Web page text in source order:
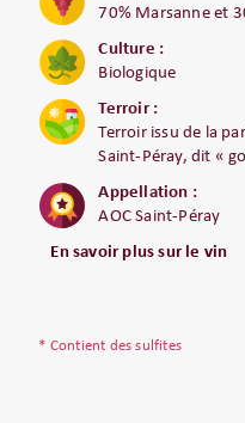
70% Marsanne et
Culture :
Biologique
Terroir :
Terroir issu de la
Saint-Péray, dit «
Appellation :
AOC Saint-Péray
En savoir plus sur le vin
* Contient des sulfites